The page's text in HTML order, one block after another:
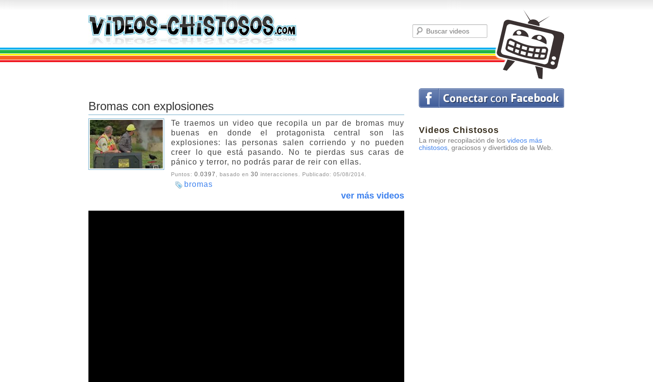
Videos Chistosos
La mejor recopilación de los videos más
chistosos, graciosos y divertidos de la Web.
Bromas con explosiones
Te traemos un video que recopila un par de bromas muy
buenas en donde el protagonista central son las
explosiones: las personas salen corriendo y no pueden
creer lo que está pasando. No te pierdas sus caras de
pánico y terror, no podrás parar de reir con ellas.
Puntos: 0.0397 , basado en 30 interacciones. Publicado: 05/08/2014
bromas
ver más videos